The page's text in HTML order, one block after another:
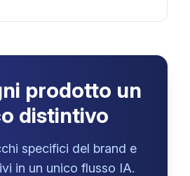
prodotto un
distintivo
specifici del brand e
in un unico flusso IA.